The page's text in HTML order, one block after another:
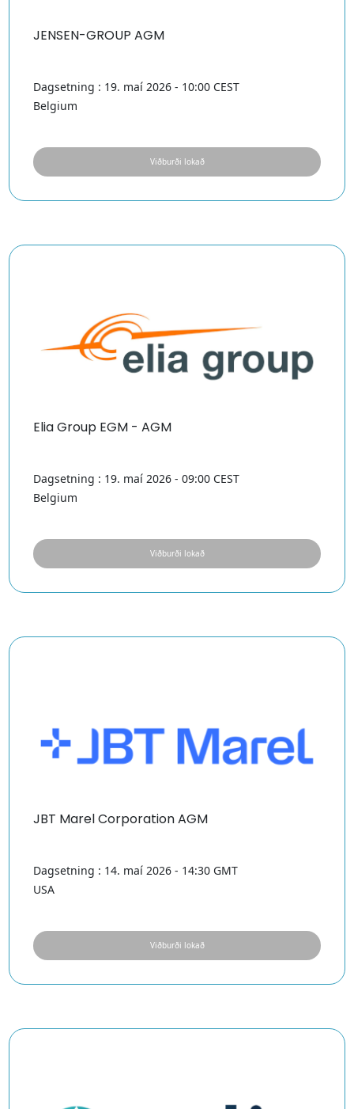
JENSEN-GROUP AGM
Dagsetning : 19. maí 2026 - 10:00 CEST
Belgium
Viðburði lokað
Elia Group EGM - AGM
Dagsetning : 19. maí 2026 - 09:00 CEST
Belgium
Viðburði lokað
JBT Marel Corporation AGM
Dagsetning : 14. maí 2026 - 14:30 GMT
USA
Viðburði lokað